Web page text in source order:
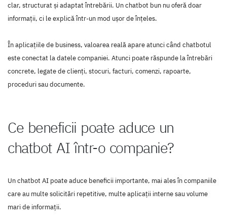
clar, structurat și adaptat întrebării. Un chatbot bun nu oferă doar
informații, ci le explică într-un mod ușor de înțeles.
În aplicațiile de business, valoarea reală apare atunci când chatbotul
este conectat la datele companiei. Atunci poate răspunde la întrebări
concrete, legate de clienți, stocuri, facturi, comenzi, rapoarte,
proceduri sau documente.
Ce beneficii poate aduce un
chatbot AI într-o companie?
Un chatbot AI poate aduce beneficii importante, mai ales în companiile
care au multe solicitări repetitive, multe aplicații interne sau volume
mari de informații.